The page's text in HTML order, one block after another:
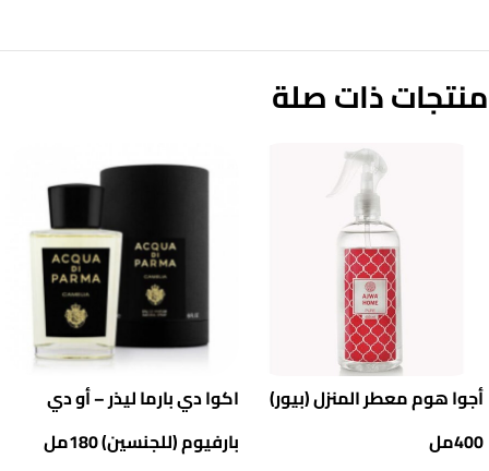
منتجات ذات صلة
أجوا هوم معطر المنزل (بيور)
400مل
اكوا دي بارما ليذر – أو دي
بارفيوم (للجنسين) 180مل